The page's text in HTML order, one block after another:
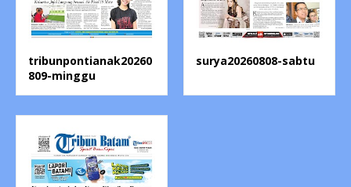
tribunpontianak20260
809-minggu
surya20260808-sabtu